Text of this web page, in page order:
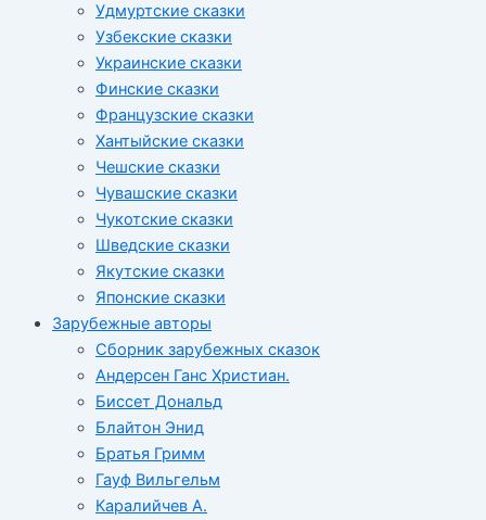
Удмуртские сказки
Узбекские сказки
Украинские сказки
Финские сказки
Французские сказки
Хантыйские сказки
Чешские сказки
Чувашские сказки
Чукотские сказки
Шведские сказки
Якутские сказки
Японские сказки
Зарубежные авторы
Сборник зарубежных сказок
Андерсен Ганс Христиан.
Биссет Дональд
Блайтон Энид
Братья Гримм
Гауф Вильгельм
Каралийчев А.